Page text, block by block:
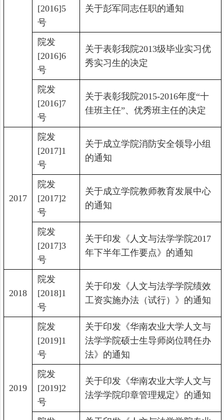
[2016]5
号
关于彭军同志任职的通知
院发
[2016]6
号
关于表彰我院2013级毕业实习优
秀实习生的决定
院发
[2016]7
号
关于表彰我院2015-2016年度“十
佳班主任”、优秀班主任的决定
2017
院发
[2017]1
号
关于成立学院消防安全领导小组
的通知
院发
[2017]2
号
关于成立学院教师教育发展中心
的通知
院发
[2017]3
号
关于印发《人文与法学学院2017
年下半年工作要点》的通知
2018
院发
[2018]1
号
关于印发《人文与法学学院绩效
工资实施办法（试行）》的通知
2019
院发
[2019]1
号
关于印发《华南农业大学人文与
法学学院硕士生导师岗位聘任办
法》的通知
院发
[2019]2
号
关于印发《华南农业大学人文与
法学学院印章管理规定》的通知